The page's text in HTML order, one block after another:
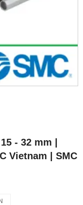
- 32 mm |
Vietnam | SMC